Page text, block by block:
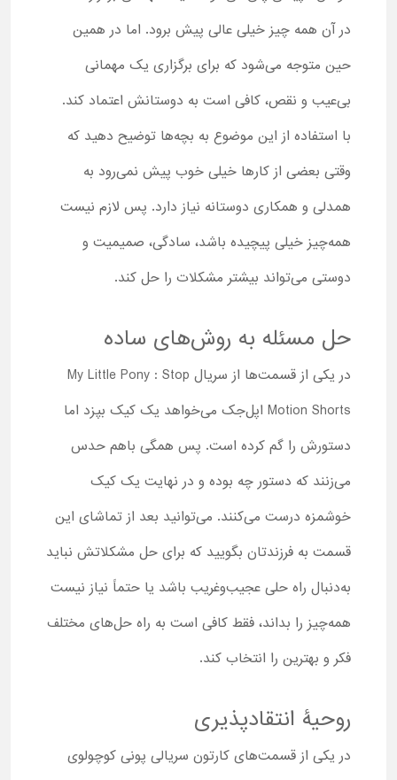
در آن همه چیز خیلی عالی پیش برود. اما در همین
حین متوجه می‌شود که برای برگزاری یک مهمانی
بی‌عیب و نقص، کافی است به دوستانش اعتماد کند.
با استفاده از این موضوع به بچه‌ها توضیح دهید که
وقتی بعضی از کارها خیلی خوب پیش نمی‌رود به
همدلی و همکاری دوستانه نیاز دارد. پس لازم نیست
همه‌چیز خیلی پیچیده باشد، سادگی، صمیمیت و
دوستی می‌تواند بیشتر مشکلات را حل کند.
حل مسئله به روش‌های ساده
در یکی از قسمت‌ها از سریال My Little Pony : Stop
Motion Shorts اپل‌جک می‌خواهد یک کیک بپزد اما
دستورش را گم کرده است. پس همگی باهم حدس
می‌زنند که دستور چه بوده و در نهایت یک کیک
خوشمزه درست می‌کنند. می‌توانید بعد از تماشای این
قسمت به فرزندتان بگویید که برای حل مشکلاتش نباید
به‌دنبال راه حلی عجیب‌وغریب باشد یا حتماً نیاز نیست
همه‌چیز را بداند، فقط کافی است به راه حل‌های مختلف
فکر و بهترین را انتخاب کند.
روحیۀ انتقادپذیری
در یکی از قسمت‌های کارتون سریالی پونی کوچولوی